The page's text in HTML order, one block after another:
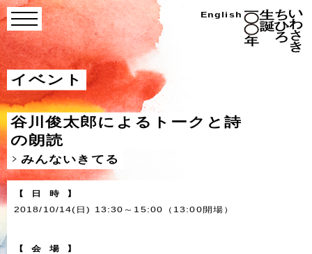
Skip
to
content
い
わ
さ
き
ち
English
menu
イベント
谷川俊太郎によるトークと詩
の朗読
みんないきてる
【 日 時 】
2018/10/14(日) 13:30～15:00（13:00開場）
【 会 場
】